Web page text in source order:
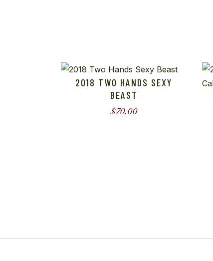
2018 TWO HANDS SEXY
BEAST
$70.00